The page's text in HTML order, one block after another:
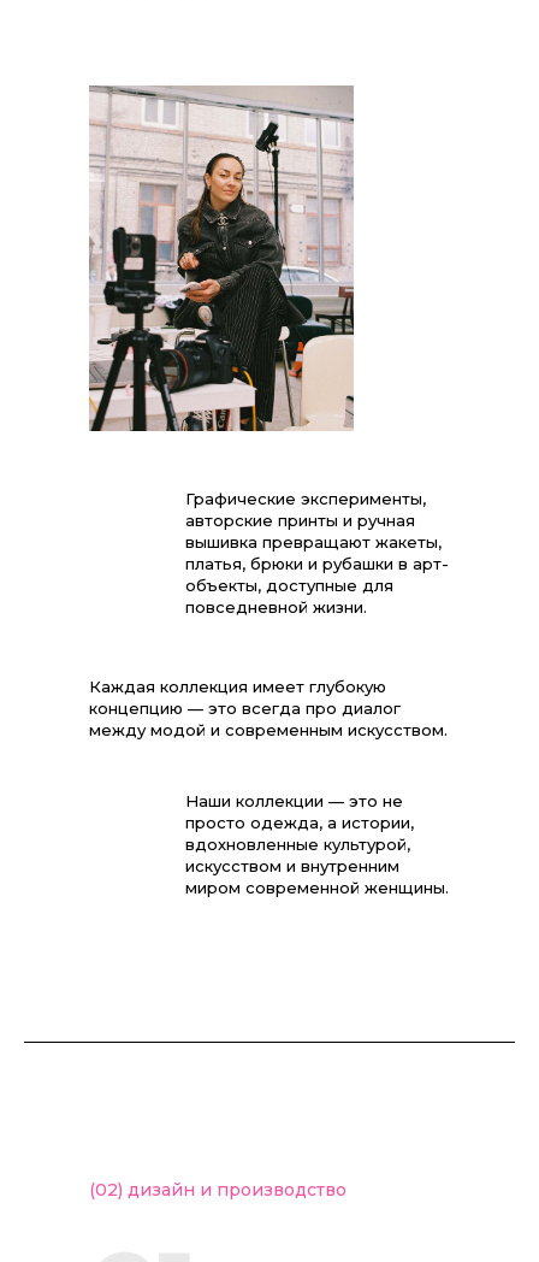
Графические эксперименты,
авторские принты и ручная
вышивка превращают жакеты,
платья, брюки и рубашки в арт-
объекты, доступные для
повседневной жизни.
Каждая коллекция имеет глубокую
концепцию — это всегда про диалог
между модой и современным искусством.
Наши коллекции — это не
просто одежда, а истории,
вдохновленные культурой,
искусством и внутренним
миром современной женщины.
(02) дизайн и производство